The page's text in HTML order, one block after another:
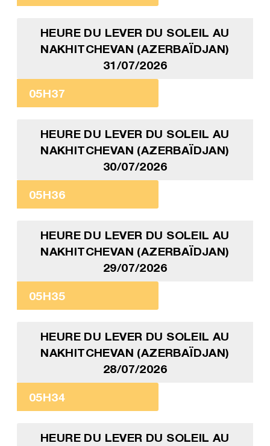
HEURE DU LEVER DU SOLEIL AU
NAKHITCHEVAN (AZERBAÏDJAN)
31/07/2026
05H37
HEURE DU LEVER DU SOLEIL AU
NAKHITCHEVAN (AZERBAÏDJAN)
30/07/2026
05H36
HEURE DU LEVER DU SOLEIL AU
NAKHITCHEVAN (AZERBAÏDJAN)
29/07/2026
05H35
HEURE DU LEVER DU SOLEIL AU
NAKHITCHEVAN (AZERBAÏDJAN)
28/07/2026
05H34
HEURE DU LEVER DU SOLEIL AU